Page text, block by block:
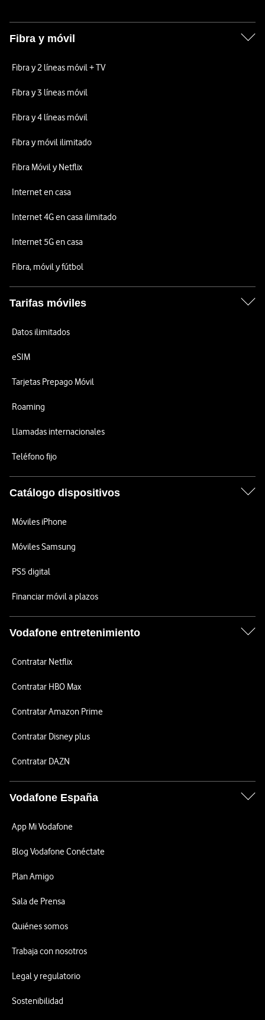
Fibra y móvil
Fibra y 2 líneas móvil + TV
Fibra y 3 líneas móvil
Fibra y 4 líneas móvil
Fibra y móvil ilimitado
Fibra Móvil y Netflix
Internet en casa
Internet 4G en casa ilimitado
Internet 5G en casa
Fibra, móvil y fútbol
Tarifas móviles
Datos ilimitados
eSIM
Tarjetas Prepago Móvil
Roaming
Llamadas internacionales
Teléfono fijo
Catálogo dispositivos
Móviles iPhone
Móviles Samsung
PS5 digital
Financiar móvil a plazos
Vodafone entretenimiento
Contratar Netflix
Contratar HBO Max
Contratar Amazon Prime
Contratar Disney plus
Contratar DAZN
Vodafone España
App Mi Vodafone
Blog Vodafone Conéctate
Plan Amigo
Sala de Prensa
Quiénes somos
Trabaja con nosotros
Legal y regulatorio
Sostenibilidad